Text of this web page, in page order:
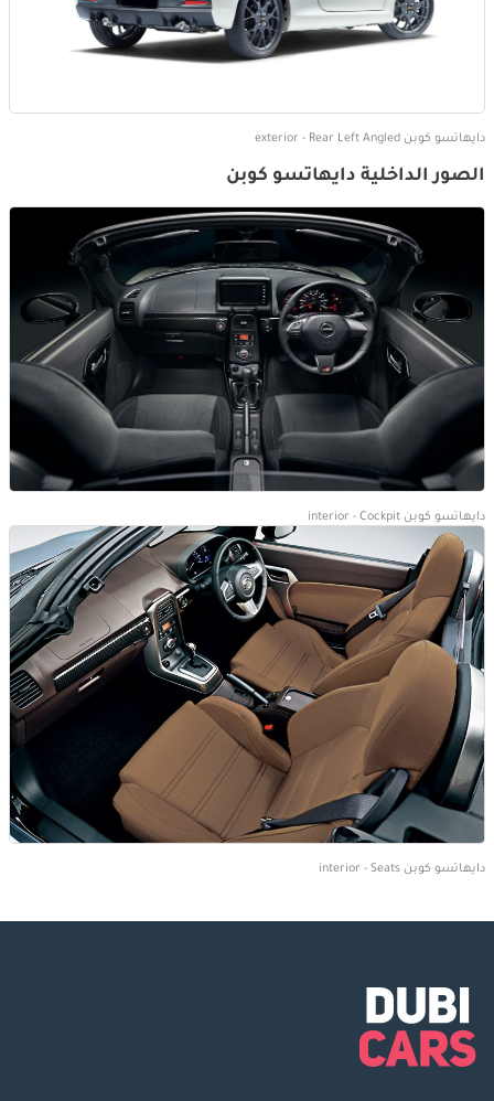
دايهاتسو كوبن exterior - Rear Left Angled
الصور الداخلية دايهاتسو كوبن
دايهاتسو كوبن interior - Cockpit
دايهاتسو كوبن interior - Seats